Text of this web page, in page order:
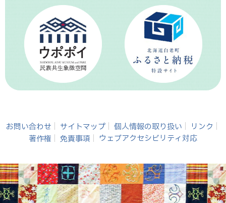
お問い合わせ サイトマップ 個人情報の取り扱い
リンク
著作権
免責事項 ウェブアクセシビリティ対応